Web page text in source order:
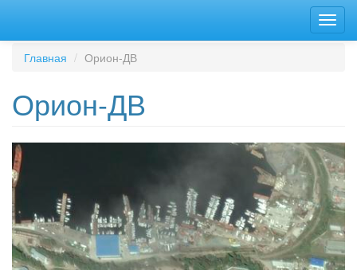
основному
содержанию
Главная
Орион-ДВ
Орион-ДВ